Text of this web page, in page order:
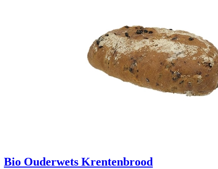
Bio Ouderwets Krentenbrood